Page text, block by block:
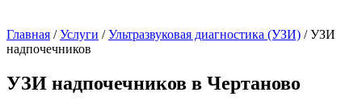
Главная /Услуги /Ультразвуковая диагностика (УЗИ) /УЗИ
надпочечников
УЗИ надпочечников в Чертаново